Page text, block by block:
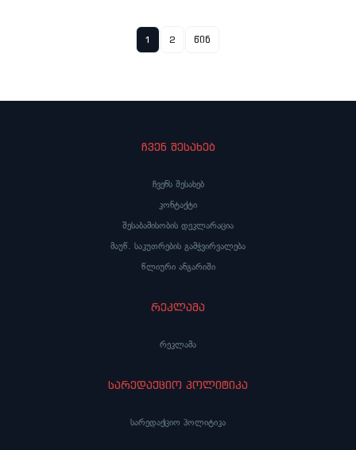
1 2 წინ
ჩვენ შესახებ
ჩვენს შესახებ
კონტაქტი
შესაბამისობის დეკლარაცია
მაუწ. საკუთრების გამჭვირვალება
წლიური ანგარიში
რეკლამა
რეკლამა
სარედაქციო პოლიტიკა
სარედაქციო პოლიტიკა